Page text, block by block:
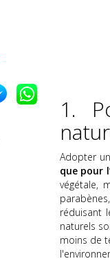
1.
Adopter
que pour
végétale,
réduisant
naturels
moins de